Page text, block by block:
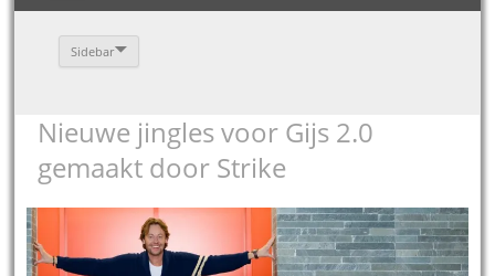
Sidebar
Nieuwe jingles voor Gijs 2.0
gemaakt door Strike